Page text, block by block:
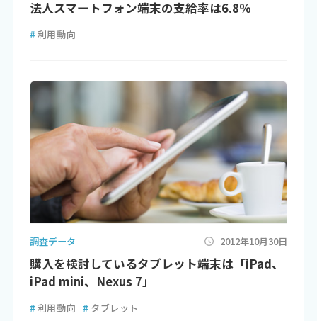
法人スマートフォン端末の支給率は6.8％
# 利用動向
調査データ 2012年10月30日
購入を検討しているタブレット端末は「iPad、
iPad mini、Nexus 7」
# 利用動向 # タブレット